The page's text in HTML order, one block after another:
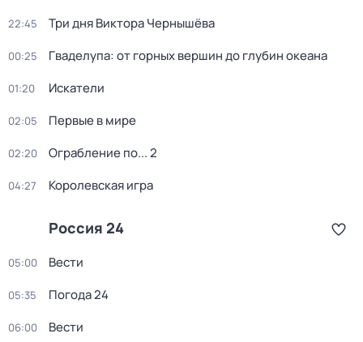
22:45 Три дня Виктора Чернышёва
00:25 Гваделупа: от горных вершин до глубин океана
01:20 Искатели
02:05 Первые в мире
02:20 Ограбление по... 2
04:27 Королевская игра
Россия 24
05:00 Вести
05:35 Погода 24
06:00 Вести